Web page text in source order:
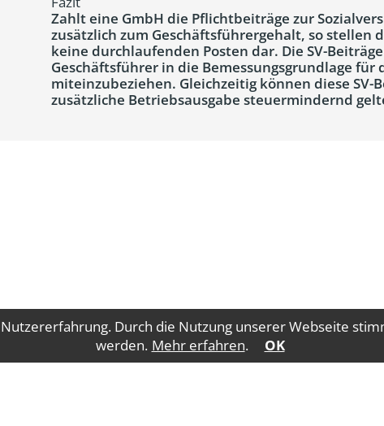
Durch die Nutzung unserer Webseite
werden. Mehr erfahren. OK
Zahlt eine GmbH die Pflichtbeiträge zur
zusätzlich zum Geschäftsführergehalt, so stellen
keine durchlaufenden Posten dar. Die SV-
Geschäftsführer in die Bemessungsgrundlage für
miteinzubeziehen. Gleichzeitig können diese SV-
zusätzliche Betriebsausgabe steuermindernd